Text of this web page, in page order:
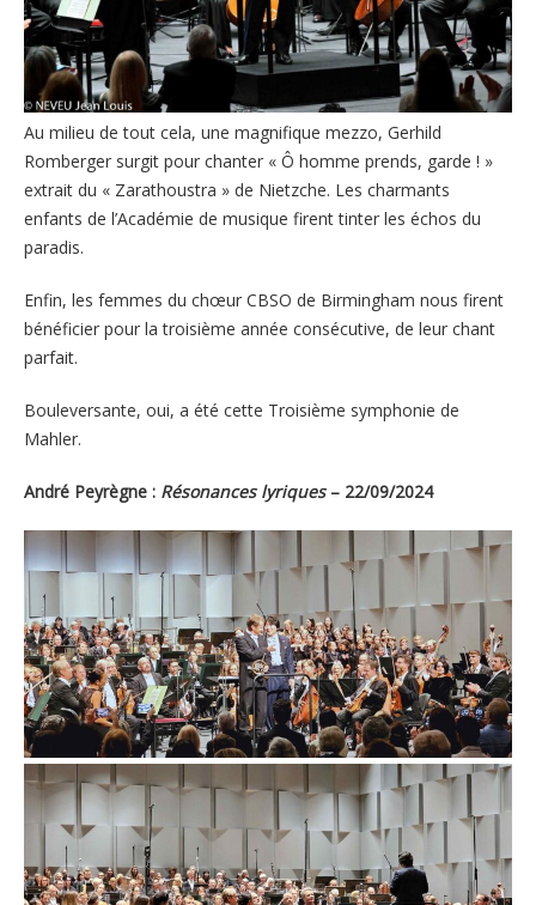
Au milieu de tout cela, une magnifique mezzo, Gerhild
Romberger surgit pour chanter « Ô homme prends, garde ! »
extrait du « Zarathoustra » de Nietzche. Les charmants
enfants de l’Académie de musique firent tinter les échos du
paradis.
Enfin, les femmes du chœur CBSO de Birmingham nous firent
bénéficier pour la troisième année consécutive, de leur chant
parfait.
Bouleversante, oui, a été cette Troisième symphonie de
Mahler.
André Peyrègne : Résonances lyriques– 22/09/2024